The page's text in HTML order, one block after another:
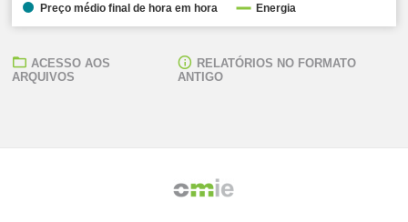
Preço médio final de hora em hora Energia
ACESSO AOS
ARQUIVOS
RELATÓRIOS NO FORMATO
ANTIGO